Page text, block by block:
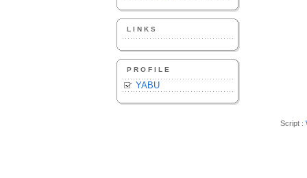
LINKS
PROFILE
YABU
Script :